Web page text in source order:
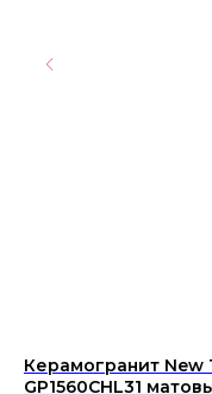
Керамогранит New
GP1560CHL31